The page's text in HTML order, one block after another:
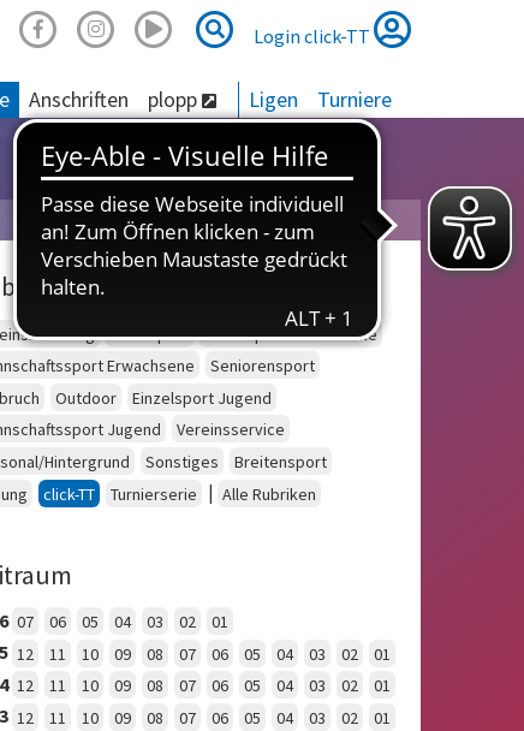
Suche
Suche
Login click-TT
Anschriften plopp Ligen Turniere
Schulsport
Einzelsport Erwachsene
Erwachsene
Seniorensport
Outdoor
Einzelsport Jugend
Jugend
Vereinsservice
Hintergrund
Sonstiges
Breitensport
click-TT Turnierserie | Alle Rubriken
07 06 05 04 03 02 01
12 11 10 09 08 07 06 05 04 03 02 01
12 11 10 09 08 07 06 05 04 03 02 01
12 11 10 09 08 07 06 05 04 03 02
01